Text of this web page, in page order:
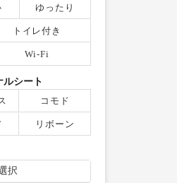
ゆったり
トイレ付き
Wi-Fi
シート
コモド
リボーン
択